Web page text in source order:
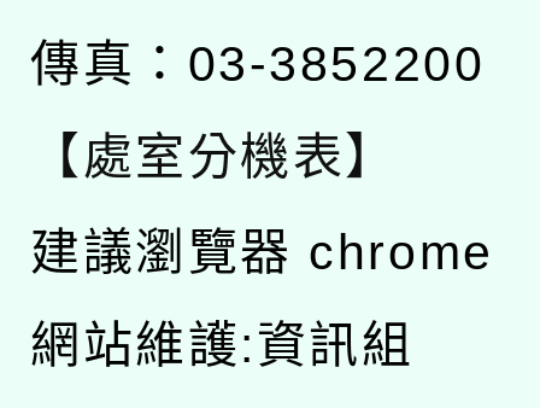
傳真：03-3852200
【處室分機表】
建議瀏覽器 chrome
網站維護:資訊組